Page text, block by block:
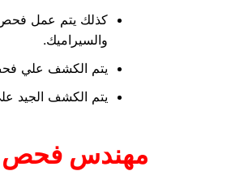
كذلك يتم عمل فحص
والسيراميك.
يتم الكشف علي
يتم الكشف الجيد
مهندس فحص